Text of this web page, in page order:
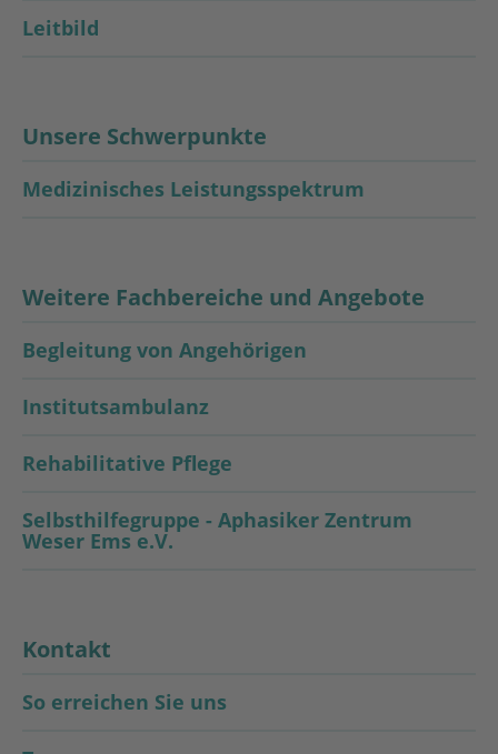
Leitbild
Unsere Schwerpunkte
Medizinisches Leistungsspektrum
Weitere Fachbereiche und Angebote
Begleitung von Angehörigen
Institutsambulanz
Rehabilitative Pflege
Selbsthilfegruppe - Aphasiker Zentrum
Weser Ems e.V.
Kontakt
So erreichen Sie uns